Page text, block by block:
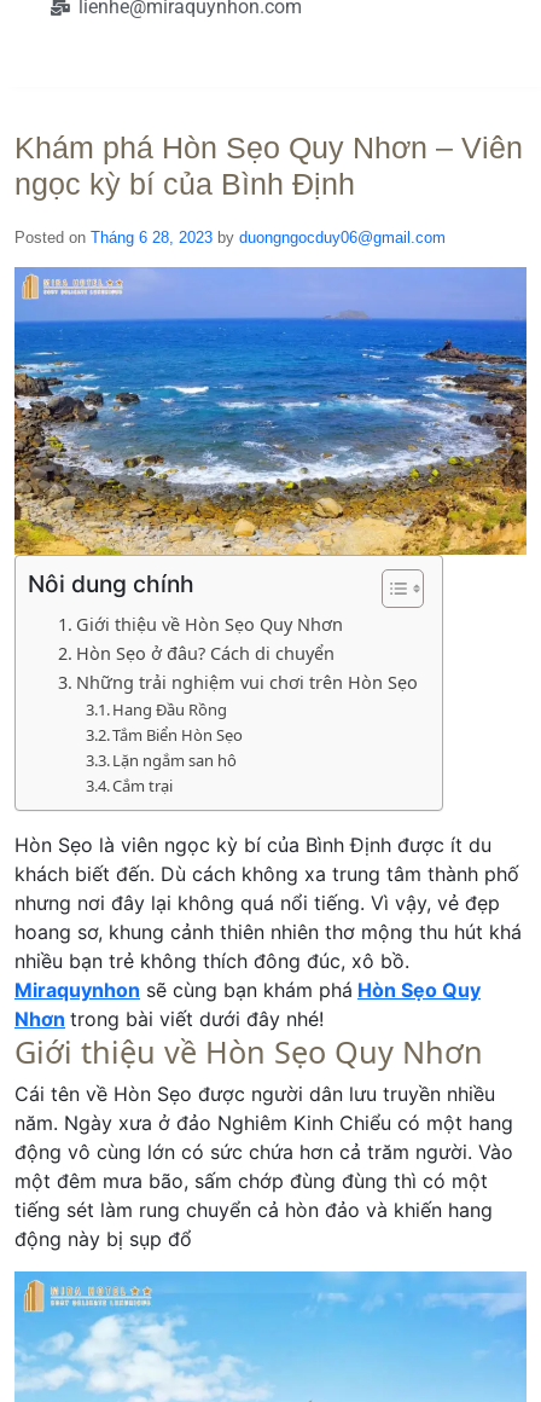
lienhe@miraquynhon.com
Khám phá Hòn Sẹo Quy Nhơn – Viên
ngọc kỳ bí của Bình Định
Posted on Tháng 6 28, 2023 by duongngocduy06@gmail.com
Nôi dung chính
Giới thiệu về Hòn Sẹo Quy Nhơn
Hòn Sẹo ở đâu? Cách di chuyển
Những trải nghiệm vui chơi trên Hòn Sẹo
Hang Đầu Rồng
Tắm Biển Hòn Sẹo
Lặn ngắm san hô
Cắm trại
Hòn Sẹo là viên ngọc kỳ bí của Bình Định được ít du
khách biết đến. Dù cách không xa trung tâm thành phố
nhưng nơi đây lại không quá nổi tiếng. Vì vậy, vẻ đẹp
hoang sơ, khung cảnh thiên nhiên thơ mộng thu hút khá
nhiều bạn trẻ không thích đông đúc, xô bồ.
Miraquynhon sẽ cùng bạn khám phá Hòn Sẹo Quy
Nhơn trong bài viết dưới đây nhé!
Giới thiệu về Hòn Sẹo Quy Nhơn
Cái tên về Hòn Sẹo được người dân lưu truyền nhiều
năm. Ngày xưa ở đảo Nghiêm Kinh Chiểu có một hang
động vô cùng lớn có sức chứa hơn cả trăm người. Vào
một đêm mưa bão, sấm chớp đùng đùng thì có một
tiếng sét làm rung chuyển cả hòn đảo và khiến hang
động này bị sụp đổ